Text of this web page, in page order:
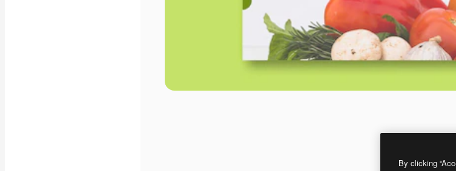
By clicking